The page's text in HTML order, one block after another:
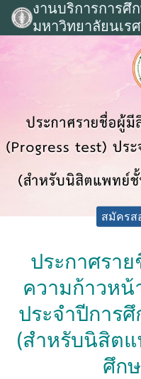
Skip
งานบริการการ
มหาวิทยาลัยนเร
สมัครส
ประกาศรา
ความก้าวหน้
ประจำปีการ
(สำหรับนิสิต
ศึก